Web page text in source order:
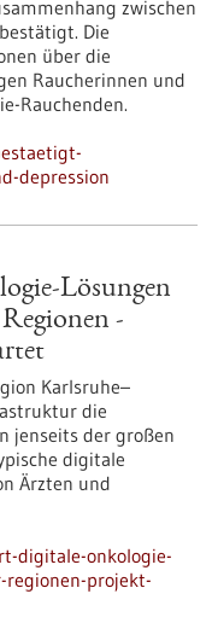
zwischen
Die
über die
Raucherinnen und
Rauchenden.
depression
Lösungen
-
Karlsruhe–
die
jenseits der großen
digitale
Ärzten und
digitale-onkologie-
regionen-projekt-